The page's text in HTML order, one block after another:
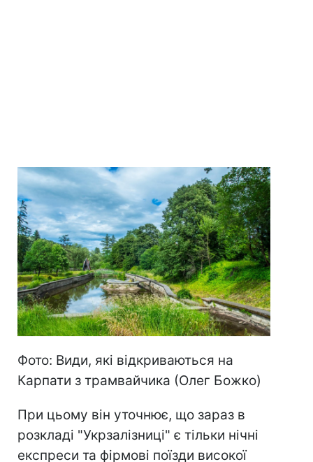
Фото: Види, які відкриваються на
Карпати з трамвайчика (Олег Божко)
При цьому він уточнює, що зараз в
розкладі "Укрзалізниці" є тільки нічні
експреси та фірмові поїзди високої